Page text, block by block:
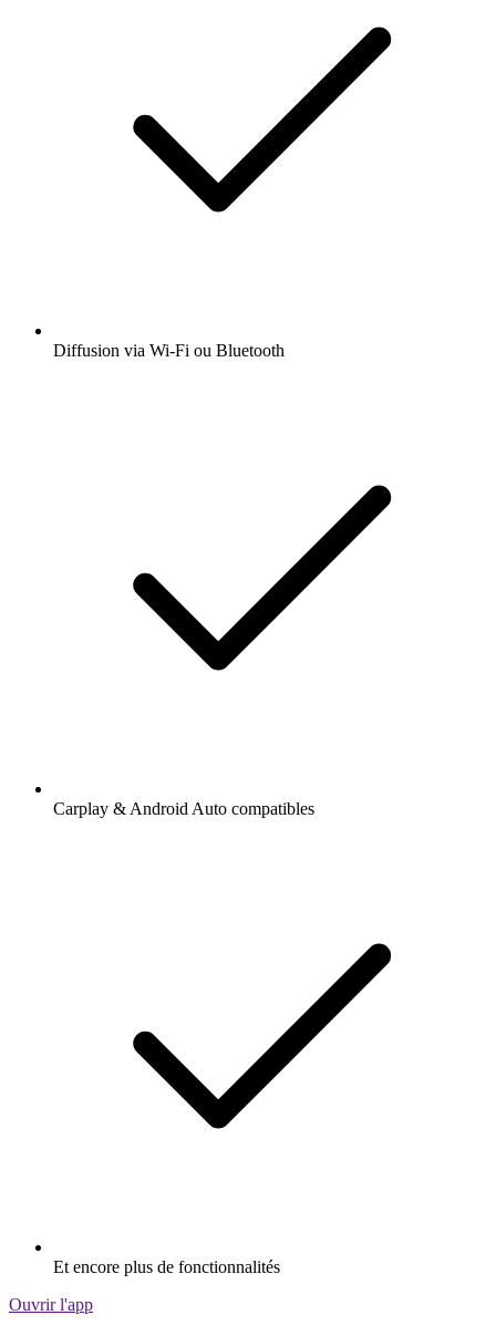
Diffusion via Wi-Fi ou Bluetooth
Carplay & Android Auto compatibles
Et encore plus de fonctionnalités
Ouvrir l'app